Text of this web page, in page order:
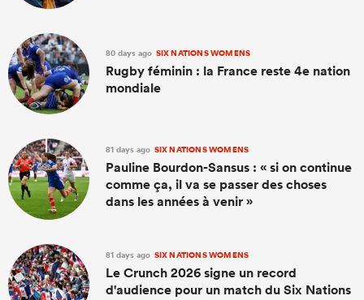
80 days ago SIX NATIONS WOMENS
Rugby féminin : la France reste 4e nation
mondiale
81 days ago SIX NATIONS WOMENS
Pauline Bourdon-Sansus : « si on continue
comme ça, il va se passer des choses
dans les années à venir »
81 days ago SIX NATIONS WOMENS
Le Crunch 2026 signe un record
d'audience pour un match du Six Nations